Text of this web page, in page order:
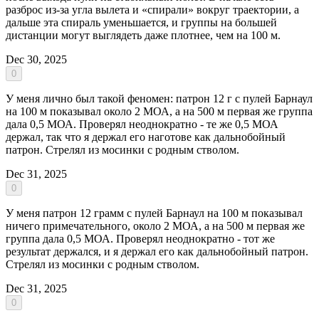
разброс из‑за угла вылета и «спирали» вокруг траектории, а
дальше эта спираль уменьшается, и группы на большей
дистанции могут выглядеть даже плотнее, чем на 100 м.
Dec 30, 2025
0
У меня лично был такой феномен: патрон 12 г с пулей Барнаул
на 100 м показывал около 2 МОА, а на 500 м первая же группа
дала 0,5 МОА. Проверял неоднократно - те же 0,5 МОА
держал, так что я держал его наготове как дальнобойный
патрон. Стрелял из мосинки с родным стволом.
Dec 31, 2025
0
У меня патрон 12 грамм с пулей Барнаул на 100 м показывал
ничего примечательного, около 2 МОА, а на 500 м первая же
группа дала 0,5 МОА. Проверял неоднократно - тот же
результат держался, и я держал его как дальнобойный патрон.
Стрелял из мосинки с родным стволом.
Dec 31, 2025
0